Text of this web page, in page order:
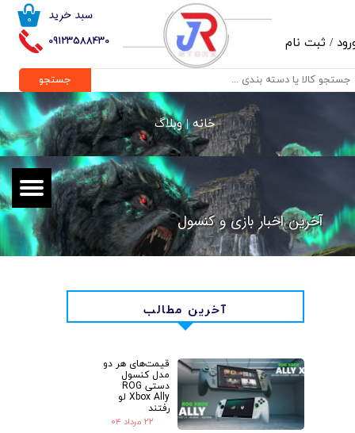
09123588430
۰ سبد خرید
/ ثبت نام
حساب کاربری من
تغییر گذر واژه
خروج از حساب کاربری
جستجو
خانه |وبلاگ
آخرین اخبار بازی و کنسول
آخرین مطالب
قیمت‌های هر دو
مدل کنسول
دستی ROG
Xbox Ally لو
رفتند
۲۲ مرداد ۰۴